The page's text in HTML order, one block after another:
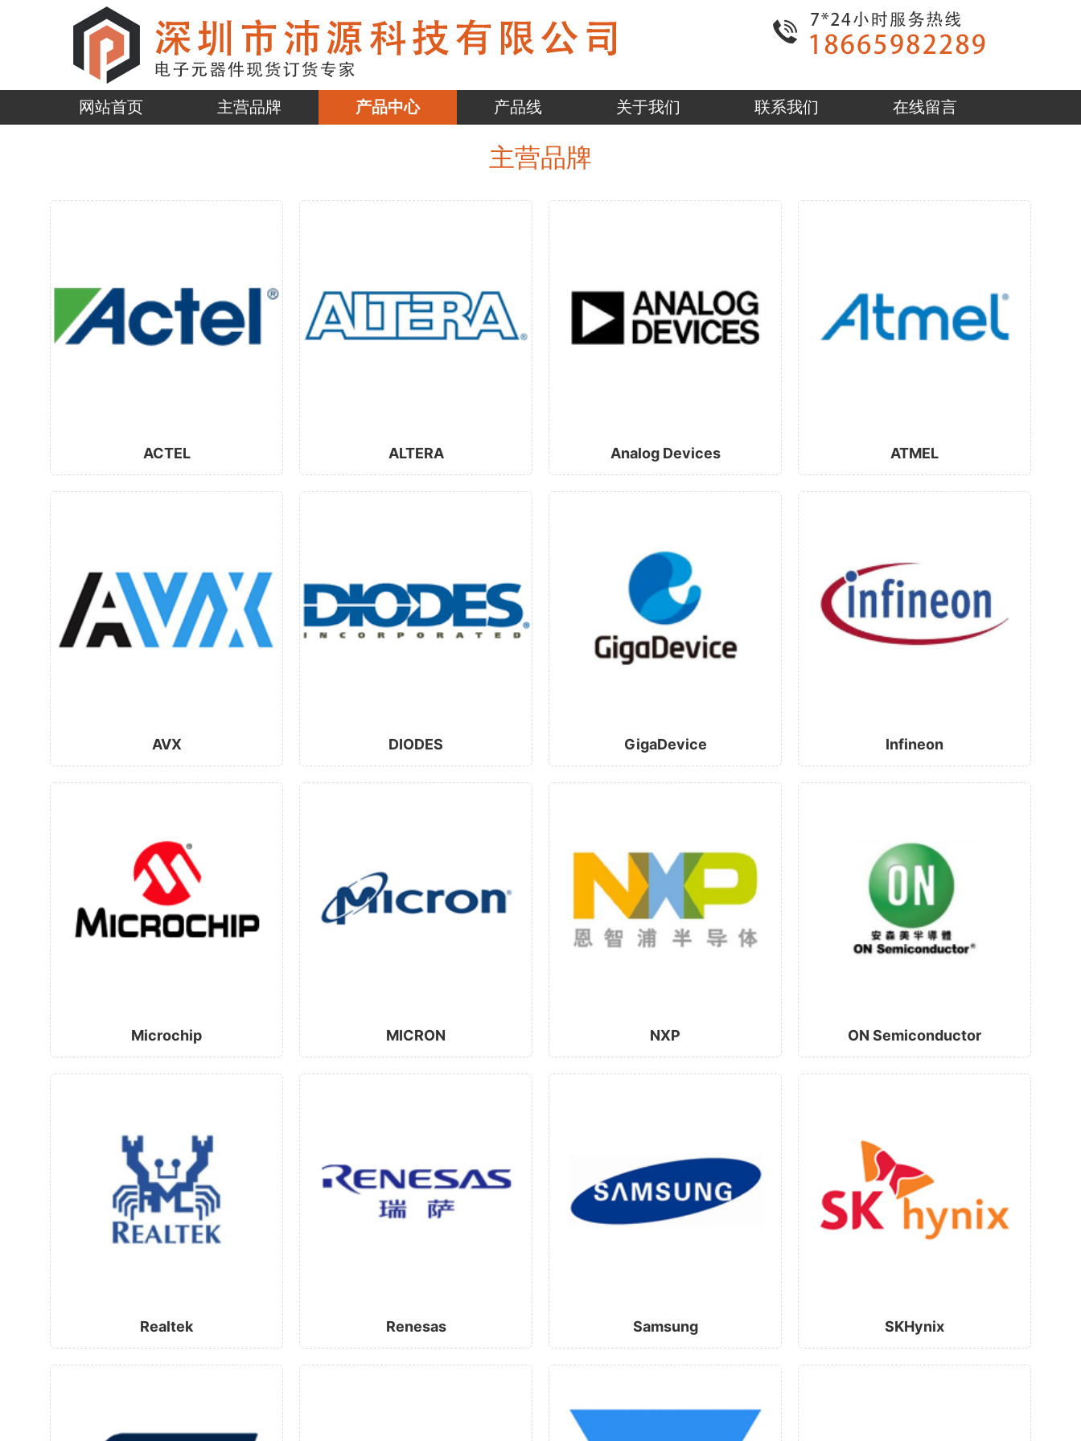
网站首页 主营品牌 产品中心 产品线 关于我们 联系我们 在线留言
主营品牌
ACTEL ALTERA Analog Devices ATMEL
AVX DIODES GigaDevice Infineon
Microchip MICRON NXP ON Semiconductor
Realtek Renesas Samsung SKHynix